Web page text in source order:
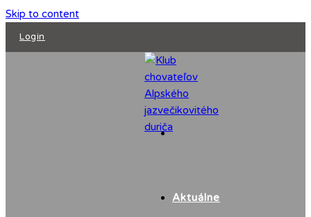
Skip to content
Login
Aktuálne